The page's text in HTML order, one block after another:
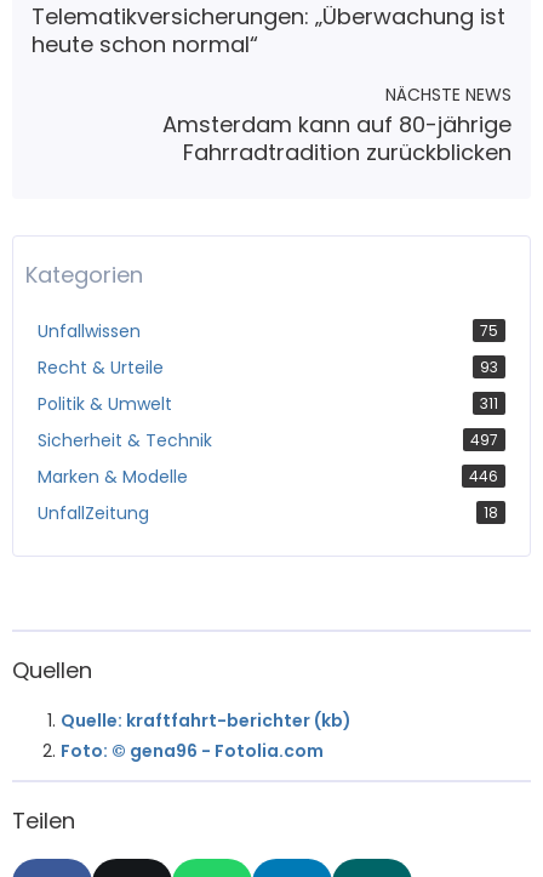
Telematikversicherungen: „Überwachung ist
heute schon normal“
NÄCHSTE NEWS
Amsterdam kann auf 80-jährige
Fahrradtradition zurückblicken
Kategorien
Unfallwissen 75
Recht & Urteile 93
Politik & Umwelt 311
Sicherheit & Technik 497
Marken & Modelle 446
UnfallZeitung 18
Quellen
Quelle: kraftfahrt-berichter (kb)
Foto: © gena96 - Fotolia.com
Teilen